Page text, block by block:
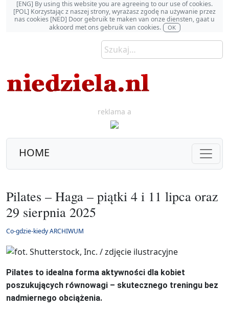
[ENG] By using this website you are agreeing to our use of cookies.
[POL] Korzystając z naszej strony, wyrażasz zgodę na używanie przez
nas cookies [NED] Door gebruik te maken van onze diensten, gaat u
akkoord met ons gebruik van cookies.
OK
reklama a
HOME
Pilates – Haga – piątki 4 i 11 lipca oraz
29 sierpnia 2025
Co-gdzie-kiedy ARCHIWUM
Pilates to idealna forma aktywności dla kobiet
poszukujących równowagi – skutecznego treningu bez
nadmiernego obciążenia.